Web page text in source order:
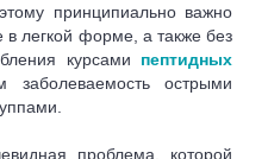
принципиально важно
легкой форме, а также без
курсами пептидных
острыми
проблема, которой